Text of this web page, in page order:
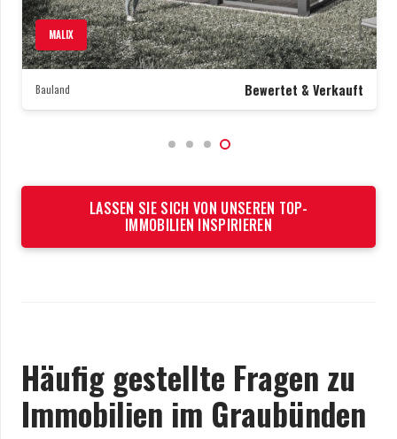
VALBELLA
Wohnung Preis auf Anfrage
LASSEN SIE SICH VON UNSEREN TOP-
IMMOBILIEN INSPIRIEREN
Häufig gestellte Fragen zu
Immobilien im Graubünden